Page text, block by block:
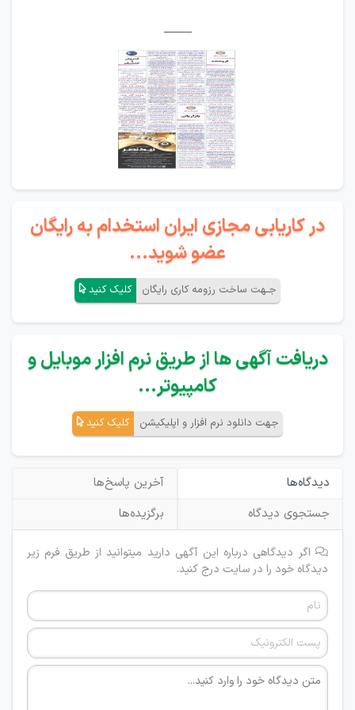
_____
در کاریابی مجازی ایران استخدام به رایگان
عضو شوید...
جـهت ساخت رزومه کاری رایگان کلیک کنید
دریافت آگهی ها از طریق نرم افزار موبایل و
کامپیوتر...
جهت دانلود نرم افزار و اپلیکیشن کلیک کنید
دیدگاه‌ها
آخرین پاسخ‌ها
جستجوی دیدگاه
برگزیده‌ها
اگر دیدگاهی درباره این آگهی دارید میتوانید از طریق فرم زیر
دیدگاه خود را در سایت درج کنید.